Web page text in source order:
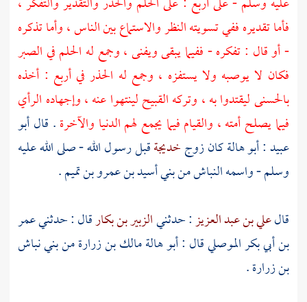
فأما تقديره ففي تسويته النظر والاستماع بين الناس ، وأما تذكره
- أو قال : تفكره - ففيما يبقى ويفنى ، وجمع له الحلم في الصبر
فكان لا يوصبه ولا يستفزه ، وجمع له الحذر في أربع : أخذه
بالحسنى ليقتدوا به ، وتركه القبيح لينتهوا عنه ، وإجهاده الرأي
فيما يصلح أمته ، والقيام فيما يجمع لهم الدنيا والآخرة. قالأبو
عبيد:أبو هالةكان زوجخديجةقبل رسول الله - صلى الله عليه
وسلم - واسمهالنباشمنبني أسيد بن عمرو بن تميم.
قالعلي بن عبد العزيز: حدثنيالزبير بن بكارقال : حدثنيعمر
بن أبي بكر الموصليقال :أبو هالة مالك بن زرارة من بني نباش
بن زرارة.